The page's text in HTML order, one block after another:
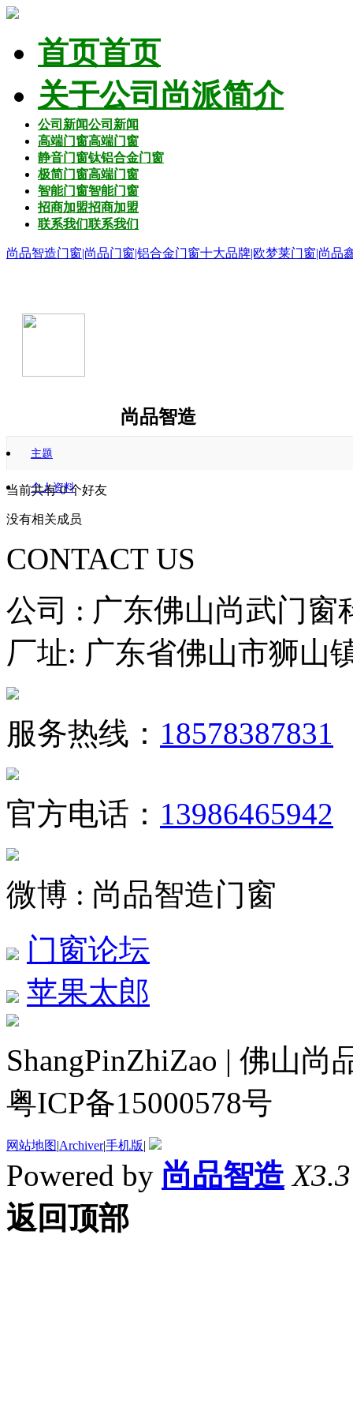
首页首页
关于公司 尚派简介
公司新闻公司新闻
高端门窗高端门窗
静音门窗钛铝合金门窗
极简门窗高端门窗
智能门窗智能门窗
招商加盟招商加盟
联系我们联系我们
尚品智造门窗|尚品门窗|铝合金门窗十大品牌|欧梦莱门窗|尚品
尚品智造
主题
个人资料
当前共有0个好友
没有相关成员
CONTACT US
公司 : 广东佛山尚武门窗
厂址: 广东省佛山市狮山
服务热线： 18578387831
官方电话： 13986465942
微博 : 尚品智造门窗
门窗论坛
苹果太郎
ShangPinZhiZao | 佛山
粤ICP备15000578号
网站地图|Archiver|手机版|
Powered by 尚品智造 X3.3
返回顶部